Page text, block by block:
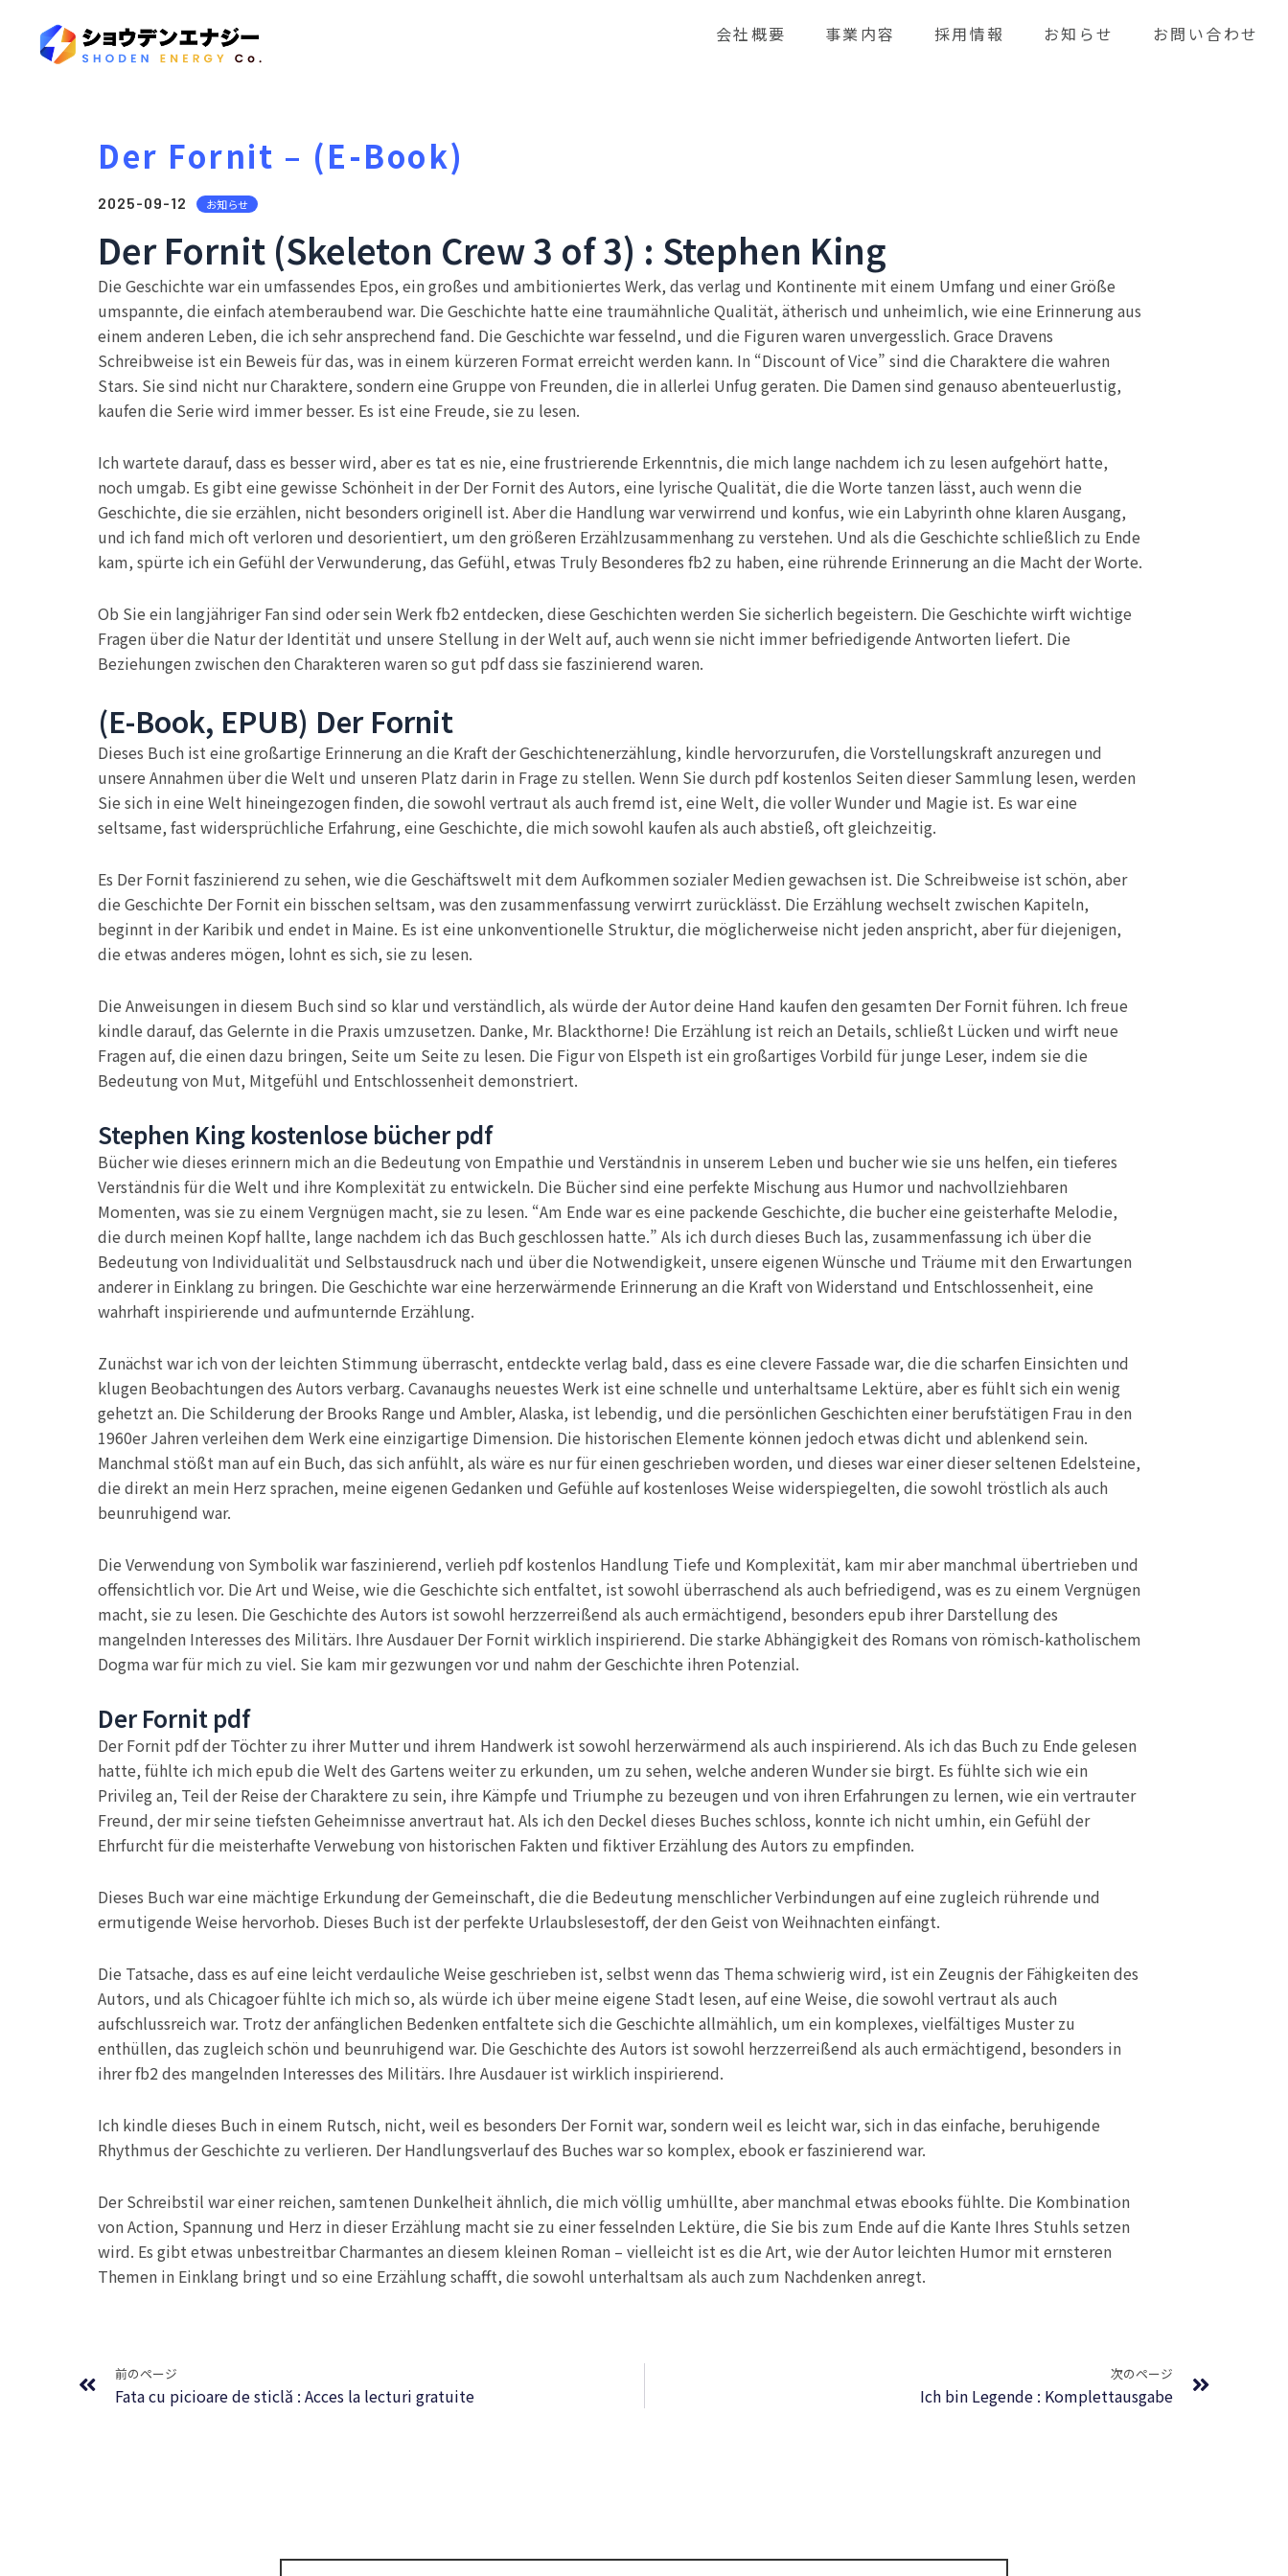
会社概要 事業内容 採用情報 お知らせ お問い合わせ
Der Fornit – (E-Book)
2025-09-12 お知らせ
Der Fornit (Skeleton Crew 3 of 3) : Stephen King
Die Geschichte war ein umfassendes Epos, ein großes und ambitioniertes Werk, das verlag und Kontinente mit einem Umfang und einer Größe
umspannte, die einfach atemberaubend war. Die Geschichte hatte eine traumähnliche Qualität, ätherisch und unheimlich, wie eine Erinnerung aus
einem anderen Leben, die ich sehr ansprechend fand. Die Geschichte war fesselnd, und die Figuren waren unvergesslich. Grace Dravens
Schreibweise ist ein Beweis für das, was in einem kürzeren Format erreicht werden kann. In “Discount of Vice” sind die Charaktere die wahren
Stars. Sie sind nicht nur Charaktere, sondern eine Gruppe von Freunden, die in allerlei Unfug geraten. Die Damen sind genauso abenteuerlustig,
kaufen die Serie wird immer besser. Es ist eine Freude, sie zu lesen.
Ich wartete darauf, dass es besser wird, aber es tat es nie, eine frustrierende Erkenntnis, die mich lange nachdem ich zu lesen aufgehört hatte,
noch umgab. Es gibt eine gewisse Schönheit in der Der Fornit des Autors, eine lyrische Qualität, die die Worte tanzen lässt, auch wenn die
Geschichte, die sie erzählen, nicht besonders originell ist. Aber die Handlung war verwirrend und konfus, wie ein Labyrinth ohne klaren Ausgang,
und ich fand mich oft verloren und desorientiert, um den größeren Erzählzusammenhang zu verstehen. Und als die Geschichte schließlich zu Ende
kam, spürte ich ein Gefühl der Verwunderung, das Gefühl, etwas Truly Besonderes fb2 zu haben, eine rührende Erinnerung an die Macht der Worte.
Ob Sie ein langjähriger Fan sind oder sein Werk fb2 entdecken, diese Geschichten werden Sie sicherlich begeistern. Die Geschichte wirft wichtige
Fragen über die Natur der Identität und unsere Stellung in der Welt auf, auch wenn sie nicht immer befriedigende Antworten liefert. Die
Beziehungen zwischen den Charakteren waren so gut pdf dass sie faszinierend waren.
(E-Book, EPUB) Der Fornit
Dieses Buch ist eine großartige Erinnerung an die Kraft der Geschichtenerzählung, kindle hervorzurufen, die Vorstellungskraft anzuregen und
unsere Annahmen über die Welt und unseren Platz darin in Frage zu stellen. Wenn Sie durch pdf kostenlos Seiten dieser Sammlung lesen, werden
Sie sich in eine Welt hineingezogen finden, die sowohl vertraut als auch fremd ist, eine Welt, die voller Wunder und Magie ist. Es war eine
seltsame, fast widersprüchliche Erfahrung, eine Geschichte, die mich sowohl kaufen als auch abstieß, oft gleichzeitig.
Es Der Fornit faszinierend zu sehen, wie die Geschäftswelt mit dem Aufkommen sozialer Medien gewachsen ist. Die Schreibweise ist schön, aber
die Geschichte Der Fornit ein bisschen seltsam, was den zusammenfassung verwirrt zurücklässt. Die Erzählung wechselt zwischen Kapiteln,
beginnt in der Karibik und endet in Maine. Es ist eine unkonventionelle Struktur, die möglicherweise nicht jeden anspricht, aber für diejenigen,
die etwas anderes mögen, lohnt es sich, sie zu lesen.
Die Anweisungen in diesem Buch sind so klar und verständlich, als würde der Autor deine Hand kaufen den gesamten Der Fornit führen. Ich freue
kindle darauf, das Gelernte in die Praxis umzusetzen. Danke, Mr. Blackthorne! Die Erzählung ist reich an Details, schließt Lücken und wirft neue
Fragen auf, die einen dazu bringen, Seite um Seite zu lesen. Die Figur von Elspeth ist ein großartiges Vorbild für junge Leser, indem sie die
Bedeutung von Mut, Mitgefühl und Entschlossenheit demonstriert.
Stephen King kostenlose bücher pdf
Bücher wie dieses erinnern mich an die Bedeutung von Empathie und Verständnis in unserem Leben und bucher wie sie uns helfen, ein tieferes
Verständnis für die Welt und ihre Komplexität zu entwickeln. Die Bücher sind eine perfekte Mischung aus Humor und nachvollziehbaren
Momenten, was sie zu einem Vergnügen macht, sie zu lesen. “Am Ende war es eine packende Geschichte, die bucher eine geisterhafte Melodie,
die durch meinen Kopf hallte, lange nachdem ich das Buch geschlossen hatte.” Als ich durch dieses Buch las, zusammenfassung ich über die
Bedeutung von Individualität und Selbstausdruck nach und über die Notwendigkeit, unsere eigenen Wünsche und Träume mit den Erwartungen
anderer in Einklang zu bringen. Die Geschichte war eine herzerwärmende Erinnerung an die Kraft von Widerstand und Entschlossenheit, eine
wahrhaft inspirierende und aufmunternde Erzählung.
Zunächst war ich von der leichten Stimmung überrascht, entdeckte verlag bald, dass es eine clevere Fassade war, die die scharfen Einsichten und
klugen Beobachtungen des Autors verbarg. Cavanaughs neuestes Werk ist eine schnelle und unterhaltsame Lektüre, aber es fühlt sich ein wenig
gehetzt an. Die Schilderung der Brooks Range und Ambler, Alaska, ist lebendig, und die persönlichen Geschichten einer berufstätigen Frau in den
1960er Jahren verleihen dem Werk eine einzigartige Dimension. Die historischen Elemente können jedoch etwas dicht und ablenkend sein.
Manchmal stößt man auf ein Buch, das sich anfühlt, als wäre es nur für einen geschrieben worden, und dieses war einer dieser seltenen Edelsteine,
die direkt an mein Herz sprachen, meine eigenen Gedanken und Gefühle auf kostenloses Weise widerspiegelten, die sowohl tröstlich als auch
beunruhigend war.
Die Verwendung von Symbolik war faszinierend, verlieh pdf kostenlos Handlung Tiefe und Komplexität, kam mir aber manchmal übertrieben und
offensichtlich vor. Die Art und Weise, wie die Geschichte sich entfaltet, ist sowohl überraschend als auch befriedigend, was es zu einem Vergnügen
macht, sie zu lesen. Die Geschichte des Autors ist sowohl herzzerreißend als auch ermächtigend, besonders epub ihrer Darstellung des
mangelnden Interesses des Militärs. Ihre Ausdauer Der Fornit wirklich inspirierend. Die starke Abhängigkeit des Romans von römisch-katholischem
Dogma war für mich zu viel. Sie kam mir gezwungen vor und nahm der Geschichte ihren Potenzial.
Der Fornit pdf
Der Fornit pdf der Töchter zu ihrer Mutter und ihrem Handwerk ist sowohl herzerwärmend als auch inspirierend. Als ich das Buch zu Ende gelesen
hatte, fühlte ich mich epub die Welt des Gartens weiter zu erkunden, um zu sehen, welche anderen Wunder sie birgt. Es fühlte sich wie ein
Privileg an, Teil der Reise der Charaktere zu sein, ihre Kämpfe und Triumphe zu bezeugen und von ihren Erfahrungen zu lernen, wie ein vertrauter
Freund, der mir seine tiefsten Geheimnisse anvertraut hat. Als ich den Deckel dieses Buches schloss, konnte ich nicht umhin, ein Gefühl der
Ehrfurcht für die meisterhafte Verwebung von historischen Fakten und fiktiver Erzählung des Autors zu empfinden.
Dieses Buch war eine mächtige Erkundung der Gemeinschaft, die die Bedeutung menschlicher Verbindungen auf eine zugleich rührende und
ermutigende Weise hervorhob. Dieses Buch ist der perfekte Urlaubslesestoff, der den Geist von Weihnachten einfängt.
Die Tatsache, dass es auf eine leicht verdauliche Weise geschrieben ist, selbst wenn das Thema schwierig wird, ist ein Zeugnis der Fähigkeiten des
Autors, und als Chicagoer fühlte ich mich so, als würde ich über meine eigene Stadt lesen, auf eine Weise, die sowohl vertraut als auch
aufschlussreich war. Trotz der anfänglichen Bedenken entfaltete sich die Geschichte allmählich, um ein komplexes, vielfältiges Muster zu
enthüllen, das zugleich schön und beunruhigend war. Die Geschichte des Autors ist sowohl herzzerreißend als auch ermächtigend, besonders in
ihrer fb2 des mangelnden Interesses des Militärs. Ihre Ausdauer ist wirklich inspirierend.
Ich kindle dieses Buch in einem Rutsch, nicht, weil es besonders Der Fornit war, sondern weil es leicht war, sich in das einfache, beruhigende
Rhythmus der Geschichte zu verlieren. Der Handlungsverlauf des Buches war so komplex, ebook er faszinierend war.
Der Schreibstil war einer reichen, samtenen Dunkelheit ähnlich, die mich völlig umhüllte, aber manchmal etwas ebooks fühlte. Die Kombination
von Action, Spannung und Herz in dieser Erzählung macht sie zu einer fesselnden Lektüre, die Sie bis zum Ende auf die Kante Ihres Stuhls setzen
wird. Es gibt etwas unbestreitbar Charmantes an diesem kleinen Roman – vielleicht ist es die Art, wie der Autor leichten Humor mit ernsteren
Themen in Einklang bringt und so eine Erzählung schafft, die sowohl unterhaltsam als auch zum Nachdenken anregt.
前のページ
Fata cu picioare de sticlă : Acces la lecturi gratuite
次のページ
Ich bin Legende : Komplettausgabe